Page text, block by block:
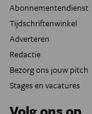
Abonnementendienst
Tijdschriftenwinkel
Adverteren
Redactie
Bezorg ons jouw pitch
Stages en vacatures